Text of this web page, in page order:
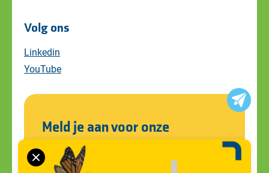
Volg ons
Linkedin
YouTube
Meld je aan voor onze
nieuwsbrief